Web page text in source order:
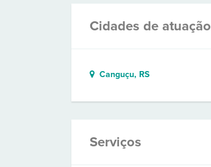
Cidades de atuação
Canguçu, RS
Serviços